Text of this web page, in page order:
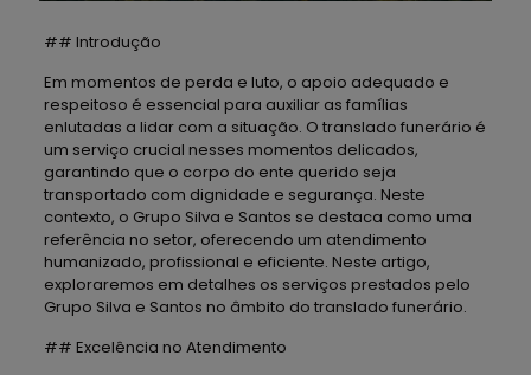
## Introdução
Em momentos de perda e luto, o apoio adequado e
respeitoso é essencial para auxiliar as famílias
enlutadas a lidar com a situação. O translado funerário é
um serviço crucial nesses momentos delicados,
garantindo que o corpo do ente querido seja
transportado com dignidade e segurança. Neste
contexto, o Grupo Silva e Santos se destaca como uma
referência no setor, oferecendo um atendimento
humanizado, profissional e eficiente. Neste artigo,
exploraremos em detalhes os serviços prestados pelo
Grupo Silva e Santos no âmbito do translado funerário.
## Excelência no Atendimento